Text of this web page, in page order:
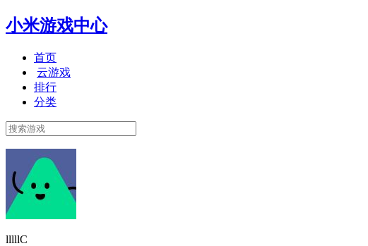
小米游戏中心
首页
云游戏
排行
分类
lllllC